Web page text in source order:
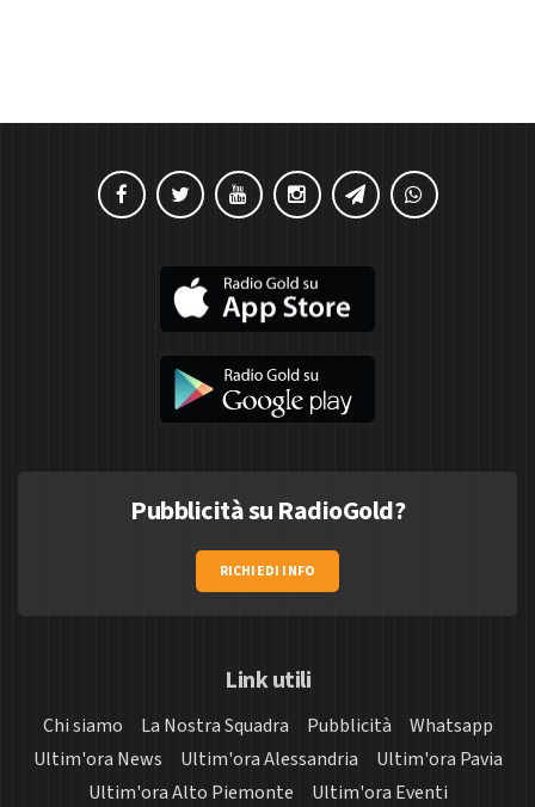
Pubblicità su RadioGold?
RICHIEDI INFO
Link utili
Chi siamo La Nostra Squadra Pubblicità
Whatsapp
Ultim'ora News
Ultim'ora Alessandria
Ultim'ora Pavia
Ultim'ora Alto Piemonte
Ultim'ora Eventi